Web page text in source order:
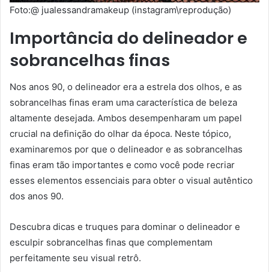
Foto:@ jualessandramakeup (instagram\reprodução)
Importância do delineador e
sobrancelhas finas
Nos anos 90, o delineador era a estrela dos olhos, e as
sobrancelhas finas eram uma característica de beleza
altamente desejada. Ambos desempenharam um papel
crucial na definição do olhar da época. Neste tópico,
examinaremos por que o delineador e as sobrancelhas
finas eram tão importantes e como você pode recriar
esses elementos essenciais para obter o visual autêntico
dos anos 90.
Descubra dicas e truques para dominar o delineador e
esculpir sobrancelhas finas que complementam
perfeitamente seu visual retrô.